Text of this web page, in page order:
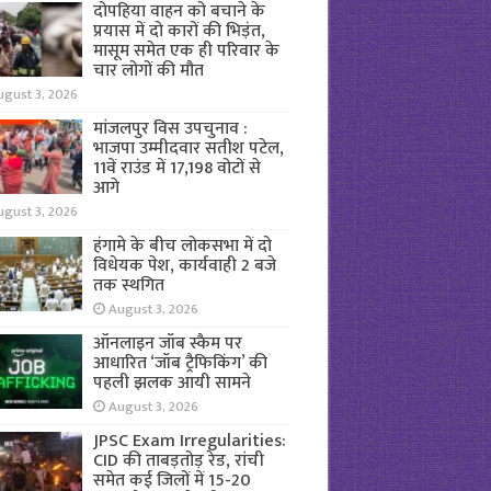
दोपहिया वाहन को बचाने के
प्रयास में दो कारों की भिड़ंत,
मासूम समेत एक ही परिवार के
चार लोगों की मौत
3, 2026
मांजलपुर विस उपचुनाव :
भाजपा उम्मीदवार सतीश पटेल,
11वें राउंड में 17,198 वोटों से
आगे
3, 2026
हंगामे के बीच लोकसभा में दो
विधेयक पेश, कार्यवाही 2 बजे
तक स्थगित
August 3, 2026
ऑनलाइन जॉब स्कैम पर
आधारित ‘जॉब ट्रैफिकिंग’ की
पहली झलक आयी सामने
August 3, 2026
JPSC Exam Irregularities:
CID की ताबड़तोड़ रेड, रांची
समेत कई जिलों में 15-20